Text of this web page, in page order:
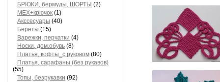
БРЮКИ, бермуды, ШОРТЫ (2)
МЕХ+крючок (1)
Акссесуары (40)
Береты (15)
Варежки, перчатки (4)
Носки, дом.обувь (8)
Платья, кофты_с руковом (80)
Платья, сарафаны (без рукавов)
(55)
Топы, безрукавки (92)